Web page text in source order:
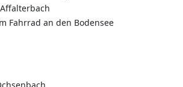
Fahrrad an den Bodensee